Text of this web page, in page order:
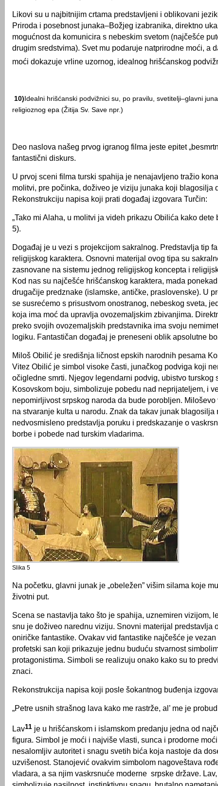
Likovi su u najbitnijim crtama predstavljeni i oblikovani
Priroda i posebnost junaka–Božjeg izabranika, direktno
mogućnost da komunicira s nebeskim svetom (najčešće
drugim sredstvima). Svet mu podaruje natprirodne moći, a
moći dokazuje vrline uzornog, idealnog hrišćanskog
10) Idealni hrišćanski podvižnici su, po pravilu, svetitelji–glavni
religioznog epa (Žitija Sv. Save npr.)
Deo naslova našeg prvog igranog filma jeste epitet
fantastični diskurs.
U prvoj sceni filma turski spahija je nenajavljeno tražio
molitvi, pre počinka, doživeo je viziju junaka koji blagosilja
Rekonstrukciju napisa koji prati događaj izgovara Turčin:
„Tako mi Alaha, u molitvi ja videh prikazu Obilića kako dete
5).
Događaj je u vezi s projekcijom sakralnog. Predstavlja tip
religijskog karaktera. Osnovni materijal ovog tipa su
zasnovane na sistemu jednog religijskog koncepta i
Kod nas su najčešće hrišćanskog karaktera, mada
drugačije predznake (islamske, antičke, praslovenske). U
se susrećemo s prisustvom onostranog, nebeskog sveta,
koja ima moć da upravlja ovozemaljskim zbivanjima.
preko svojih ovozemaljskih predstavnika ima svoju
logiku. Fantastičan događaj je preneseni oblik apsolutne
Miloš Obilić je središnja ličnost epskih narodnih pesama
Vitez Obilić je simbol visoke časti, junačkog podviga koji
očigledne smrti. Njegov legendarni podvig, ubistvo turskog
Kosovskom boju, simbolizuje pobedu nad neprijateljem, i
nepomirljivost srpskog naroda da bude porobljen.
na stvaranje kulta u narodu. Znak da takav junak blagosilja
nedvosmisleno predstavlja poruku i predskazanje o
borbe i pobede nad turskim vladarima.
Slika 5
Na početku, glavni junak je „obeležen” višim silama koje
životni put.
Scena se nastavlja tako što je spahija, uznemiren vizijom,
snu je doživeo narednu viziju. Snovni materijal predstavlja
oniričke fantastike. Ovakav vid fantastike najčešće je
profetski san koji prikazuje jednu buduću stvarnost
protagonistima. Simboli se realizuju onako kako su to
znaci.
Rekonstrukcija napisa koji posle šokantnog buđenja
„Petre usnih strašnog lava kako me rastrže, al’ me je
Lav11 je u hrišćanskom i islamskom predanju jedna od
figura. Simbol je moći i najviše vlasti, sunca i prodorne
nesalomljiv autoritet i snagu svetih bića koja nastoje da
uzvišenost. Stanojević ovakvim simbolom nagoveštava
vladara, a sa njim vaskrsnuće moderne srpske države.